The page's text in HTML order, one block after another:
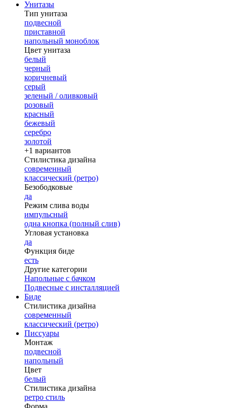
Унитазы
Тип унитаза
подвесной
приставной
напольный моноблок
Цвет унитаза
белый
черный
коричневый
серый
зеленый / оливковый
розовый
красный
бежевый
серебро
золотой
+1 вариантов
Стилистика дизайна
современный
классический (ретро)
Безободковые
да
Режим слива воды
импульсный
одна кнопка (полный слив)
Угловая установка
да
Функция биде
есть
Другие категории
Напольные с бачком
Подвесные с инсталляцией
Биде
Стилистика дизайна
современный
классический (ретро)
Писсуары
Монтаж
подвесной
напольный
Цвет
белый
Стилистика дизайна
ретро стиль
Форма